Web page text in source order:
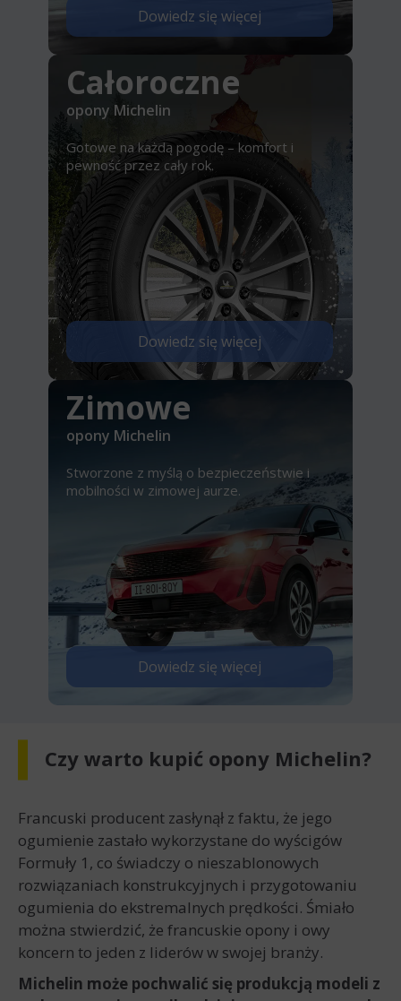
Dowiedz się więcej
Całoroczne
opony Michelin
Gotowe na każdą pogodę – komfort i
pewność przez cały rok.
Dowiedz się więcej
Zimowe
opony Michelin
Stworzone z myślą o bezpieczeństwie i
mobilności w zimowej aurze.
Dowiedz się więcej
Czy warto kupić opony Michelin?
Francuski producent zasłynął z faktu, że jego
ogumienie zastało wykorzystane do wyścigów
Formuły 1, co świadczy o nieszablonowych
rozwiązaniach konstrukcyjnych i przygotowaniu
ogumienia do ekstremalnych prędkości. Śmiało
można stwierdzić, że francuskie opony i owy
koncern to jeden z liderów w swojej branży.
Michelin może pochwalić się produkcją modeli z